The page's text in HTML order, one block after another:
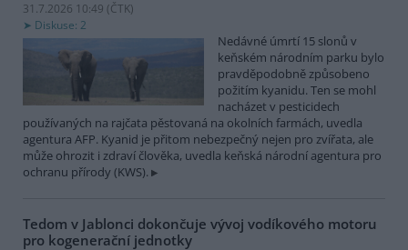
31.7.2026 10:49 (ČTK)
Diskuse: 2
Nedávné úmrtí 15 slonů v
keňském národním parku bylo
pravděpodobně způsobeno
požitím kyanidu. Ten se mohl
nacházet v pesticidech
používaných na rajčata pěstovaná na okolních farmách, uvedla
agentura AFP. Kyanid je přitom nebezpečný nejen pro zvířata, ale
může ohrozit i zdraví člověka, uvedla keňská národní agentura pro
ochranu přírody (KWS).
Tedom v Jablonci dokončuje vývoj vodíkového motoru
pro kogenerační jednotky